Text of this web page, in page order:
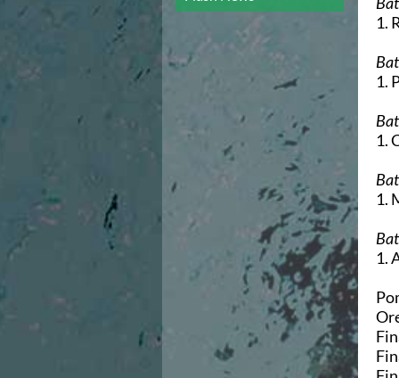
Campionato A2 Maschile
Campionato A2 Femminile
Campionato B Maschile
Storico Campionati 2003-2017
Finali Giovanili
Trofei delle Regioni
CoMeN Cup
Flash News
Waterpolo Channel
Eventi
Norme e documenti
Risultati e Classifiche
Azzurri
Flash News
Eventi
1.
1.
1.
1.
1.